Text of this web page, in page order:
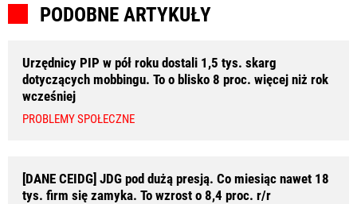
PODOBNE ARTYKUŁY
Urzędnicy PIP w pół roku dostali 1,5 tys. skarg
dotyczących mobbingu. To o blisko 8 proc. więcej niż rok
wcześniej
PROBLEMY SPOŁECZNE
[DANE CEIDG] JDG pod dużą presją. Co miesiąc nawet 18
tys. firm się zamyka. To wzrost o 8,4 proc. r/r